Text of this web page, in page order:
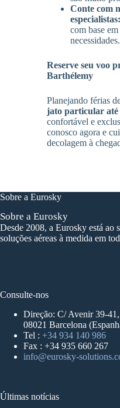
Conte com
especialistas:
com base
necessidades.
Reserve seu voo
Barthélemy
Planejando férias
jato particular
confortável e
conosco agora e
decolagem à
Sobre a Eurosky
Sobre a Eurosky
Desde 2008, a Eurosky está ao
soluções aéreas à medida em
Consulte-nos
Direção: C/ Avenir 39-
08021 Barcelona
Tel : +34 934 140 986
Fax : +34 935 660 267
info@eurosky-
Últimas notícias